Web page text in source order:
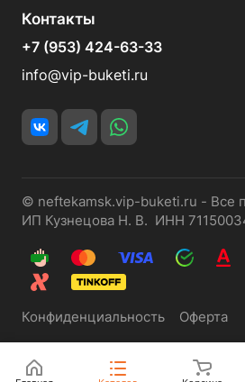
Контакты
+7 (953) 424-63-33
info@vip-buketi.ru
© neftekamsk.vip-buketi.ru - Все
ИП Кузнецова Н. В. ИНН
Конфиденциальность Оферта